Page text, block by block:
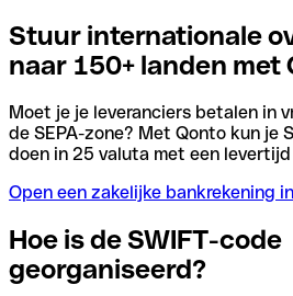
Stuur internationale
naar 150+ landen met
Moet je je leveranciers betalen in
de SEPA-zone? Met Qonto kun je
doen in 25 valuta met een
Open een zakelijke bankrekening
Hoe is de SWIFT-code
georganiseerd?